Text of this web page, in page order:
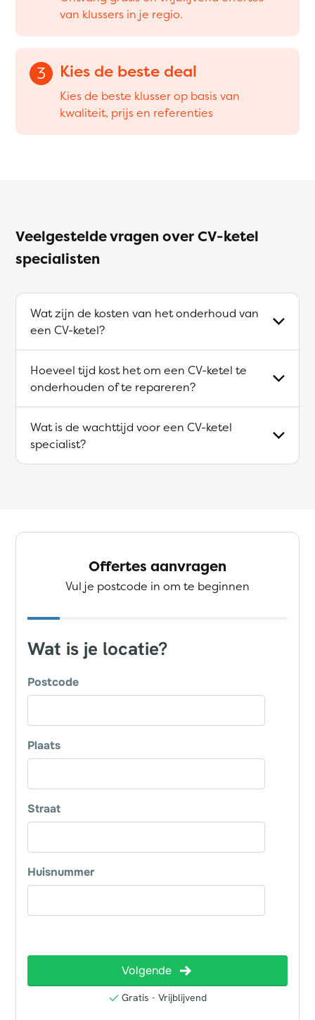
van klussers in je regio.
3 Kies de beste deal
Kies de beste klusser op basis van
kwaliteit, prijs en referenties
Veelgestelde vragen over CV-ketel
specialisten
Wat zijn de kosten van het onderhoud van
een CV-ketel?
Hoeveel tijd kost het om een CV-ketel te
onderhouden of te repareren?
Wat is de wachttijd voor een CV-ketel
specialist?
Offertes aanvragen
Vul je postcode in om te beginnen